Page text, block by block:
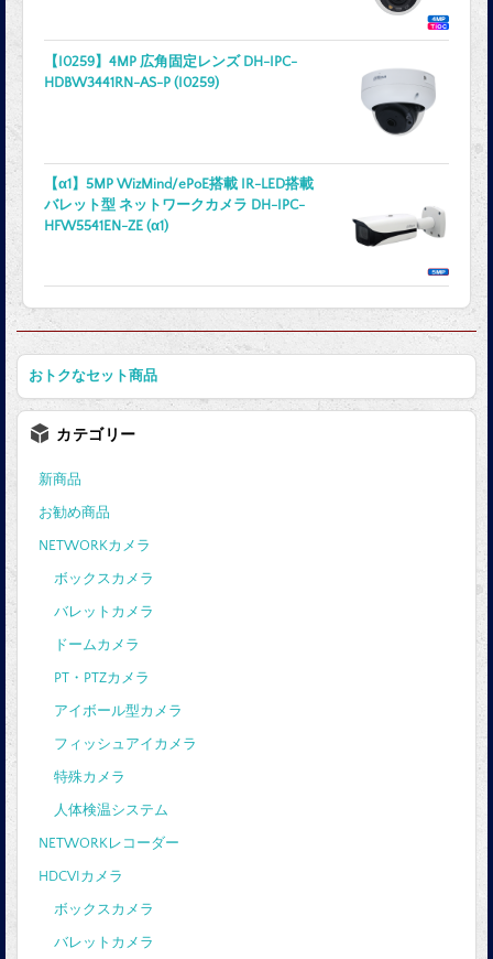
【I0259】4MP 広角固定レンズ DH-IPC-
HDBW3441RN-AS-P (I0259)
【α1】5MP WizMind/ePoE搭載 IR-LED搭載
バレット型 ネットワークカメラ DH-IPC-
HFW5541EN-ZE (α1)
おトクなセット商品
カテゴリー
新商品
お勧め商品
NETWORKカメラ
ボックスカメラ
バレットカメラ
ドームカメラ
PT・PTZカメラ
アイボール型カメラ
フィッシュアイカメラ
特殊カメラ
人体検温システム
NETWORKレコーダー
HDCVIカメラ
ボックスカメラ
バレットカメラ